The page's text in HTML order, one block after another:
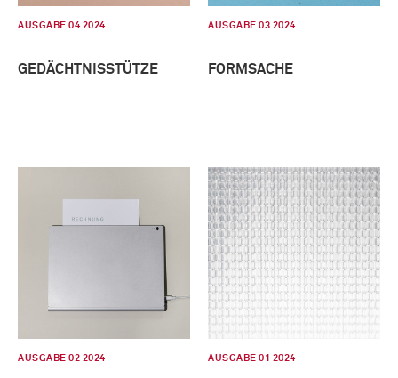
AUSGABE 04 2024
GEDÄCHTNISSTÜTZE
AUSGABE 03 2024
FORMSACHE
AUSGABE 02 2024 AUSGABE 01 2024